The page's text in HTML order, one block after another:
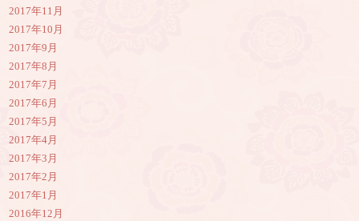
2017年11月
2017年10月
2017年9月
2017年8月
2017年7月
2017年6月
2017年5月
2017年4月
2017年3月
2017年2月
2017年1月
2016年12月